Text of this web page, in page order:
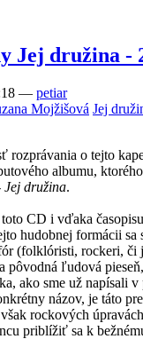
Jej družina -
— petiar
Mojžišová Jej
rozprávania o tejto
albumu,
Jej družina.
CD i vďaka
hudobnej formácii sa
(folklóristi, rockeri, či
pôvodná ľudová
ako sme už napísali
názov, je táto
rockových
priblížiť sa k